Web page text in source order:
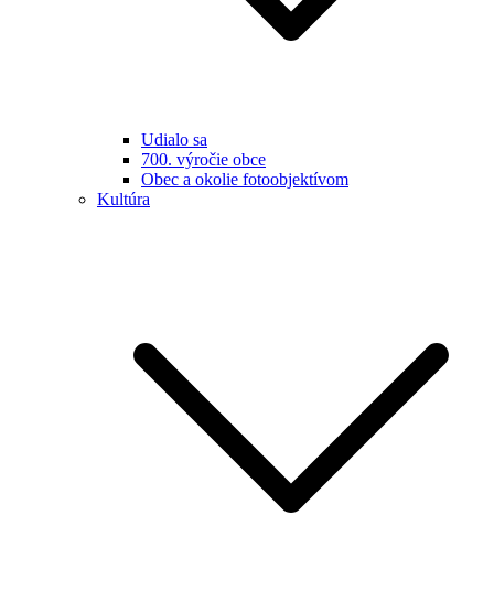
Udialo sa
700. výročie obce
Obec a okolie fotoobjektívom
Kultúra